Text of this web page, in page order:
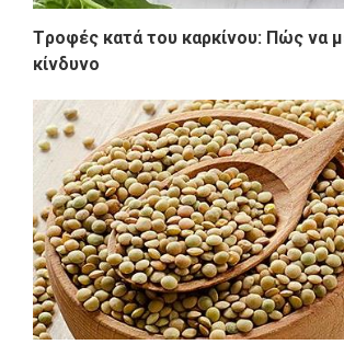
Tροφές κατά του καρκίνου: Πώς να
κίνδυνο